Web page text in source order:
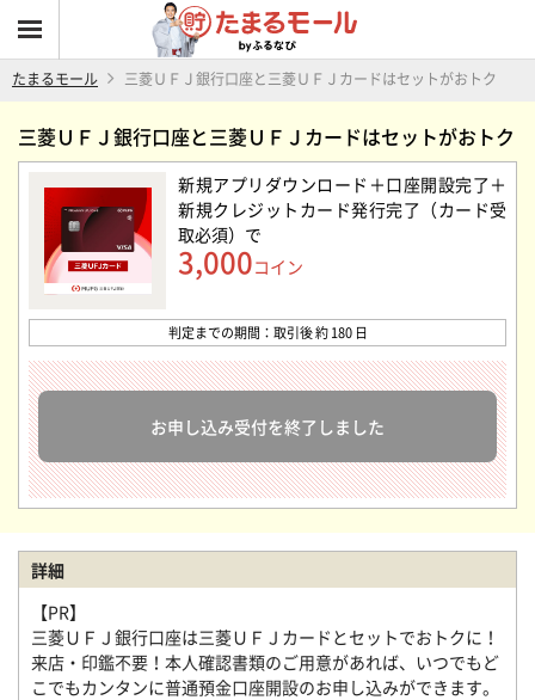
たまるモール 三菱ＵＦＪ銀行口座と三菱ＵＦＪカードはセットがおトク
三菱ＵＦＪ銀行口座と三菱ＵＦＪカードはセットがおトク
新規アプリダウンロード＋口座開設完了＋
新規クレジットカード発行完了（カード受
取必須） で
3,000コイン
判定までの期間：取引後 約 180 日
お申し込み受付を終了しました
詳細
【PR】
三菱ＵＦＪ銀行口座は三菱ＵＦＪカードとセットでおトクに！
来店・印鑑不要！本人確認書類のご用意があれば、いつでもど
こでもカンタンに普通預金口座開設のお申し込みができます。